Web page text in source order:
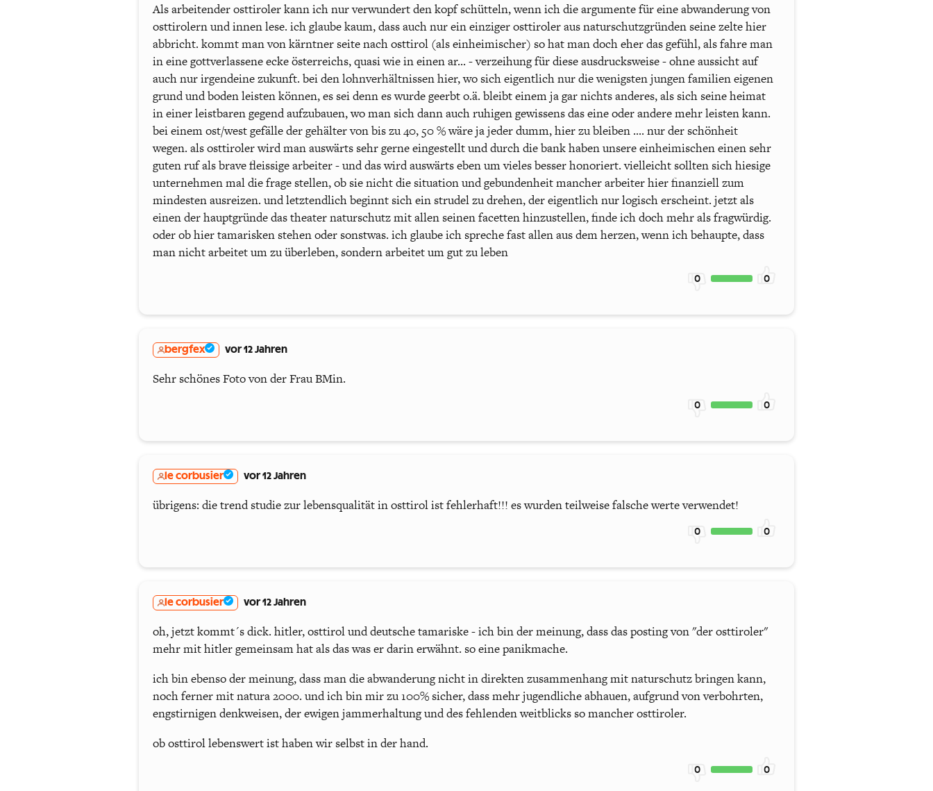
Als arbeitender osttiroler kann ich nur verwundert den kopf schütteln, wenn ich die argumente für eine abwanderung von
osttirolern und innen lese. ich glaube kaum, dass auch nur ein einziger osttiroler aus naturschutzgründen seine zelte hier
abbricht. kommt man von kärntner seite nach osttirol (als einheimischer) so hat man doch eher das gefühl, als fahre man
in eine gottverlassene ecke österreichs, quasi wie in einen ar... - verzeihung für diese ausdrucksweise - ohne aussicht auf
auch nur irgendeine zukunft. bei den lohnverhältnissen hier, wo sich eigentlich nur die wenigsten jungen familien eigenen
grund und boden leisten können, es sei denn es wurde geerbt o.ä. bleibt einem ja gar nichts anderes, als sich seine heimat
in einer leistbaren gegend aufzubauen, wo man sich dann auch ruhigen gewissens das eine oder andere mehr leisten kann.
bei einem ost/west gefälle der gehälter von bis zu 40, 50 % wäre ja jeder dumm, hier zu bleiben .... nur der schönheit
wegen. als osttiroler wird man auswärts sehr gerne eingestellt und durch die bank haben unsere einheimischen einen sehr
guten ruf als brave fleissige arbeiter - und das wird auswärts eben um vieles besser honoriert. vielleicht sollten sich hiesige
unternehmen mal die frage stellen, ob sie nicht die situation und gebundenheit mancher arbeiter hier finanziell zum
mindesten ausreizen. und letztendlich beginnt sich ein strudel zu drehen, der eigentlich nur logisch erscheint. jetzt als
einen der hauptgründe das theater naturschutz mit allen seinen facetten hinzustellen, finde ich doch mehr als fragwürdig.
oder ob hier tamarisken stehen oder sonstwas. ich glaube ich spreche fast allen aus dem herzen, wenn ich behaupte, dass
man nicht arbeitet um zu überleben, sondern arbeitet um gut zu leben
0 0
bergfex vor 12 Jahren
Sehr schönes Foto von der Frau BMin.
0 0
le corbusier vor 12 Jahren
übrigens: die trend studie zur lebensqualität in osttirol ist fehlerhaft!!! es wurden teilweise falsche werte verwendet!
0 0
le corbusier vor 12 Jahren
oh, jetzt kommt´s dick. hitler, osttirol und deutsche tamariske - ich bin der meinung, dass das posting von "der osttiroler"
mehr mit hitler gemeinsam hat als das was er darin erwähnt. so eine panikmache.
ich bin ebenso der meinung, dass man die abwanderung nicht in direkten zusammenhang mit naturschutz bringen kann,
noch ferner mit natura 2000. und ich bin mir zu 100% sicher, dass mehr jugendliche abhauen, aufgrund von verbohrten,
engstirnigen denkweisen, der ewigen jammerhaltung und des fehlenden weitblicks so mancher osttiroler.
ob osttirol lebenswert ist haben wir selbst in der hand.
0 0